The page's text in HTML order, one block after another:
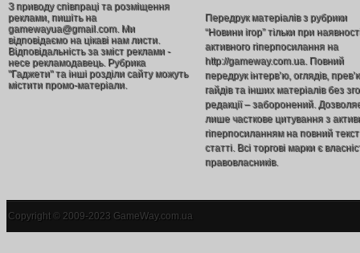
З приводу співпраці та розміщення
реклами, пишіть на
gamewayua@gmail.com. Ми
відповідаємо на цікаві нам листи.
Відповідальність за зміст реклами -
несе рекламодавець. Рубрика
"Гаджети" та інші розділи сайту можуть
містити промо-матеріали.
Передрук матеріалів з рубрики
“Новини ігор” тільки при
активного гіперпосилання на
http://gameway.com.ua. Повний
передрук інтерв’ю, оглядів,
гайдів та інших матеріалів без
редакції – заборонений.
лише часткове цитування з
гіперпосиланням на повний текст
статті. Всі торгові марки є
правовласників.
Copyright © 2009-2023 GameWay.com.ua